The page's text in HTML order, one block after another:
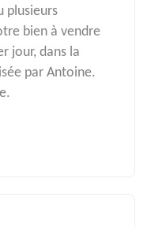
plusieurs
bien à vendre
jour, dans la
par Antoine.